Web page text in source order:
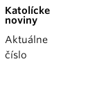
Katolícke
noviny
Aktuálne
číslo